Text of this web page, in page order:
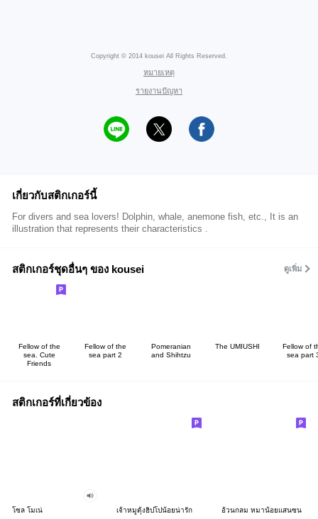
Copyright © 2014 kousei All Rights Reserved.
หมายเหตุ
รายงานปัญหา
เกี่ยวกับสติกเกอร์นี้
For divers and sea lovers! Dolphin, whale, anemone fish, etc., It is an
illustration that represents their characteristics .
สติกเกอร์ชุดอื่นๆ ของ kousei ดูเพิ่ม
Fellow of the
sea. Cute
Friends
Fellow of the
sea part 2
Pomeranian
and Shihtzu
The UMIUSHI
Fellow of
sea part
สติกเกอร์ที่เกี่ยวข้อง
โซล โมเน่ เจ้าหมูดุ้งฮิปโปน้อยน่ารัก อ้วนกลม หมาน้อยแสนซน